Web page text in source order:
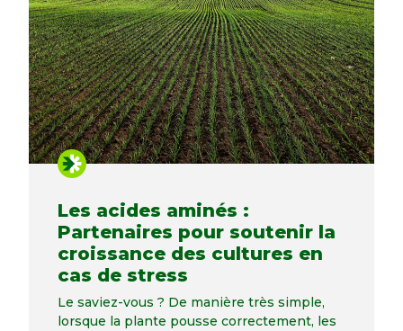
Les acides aminés :
Partenaires pour soutenir la
croissance des cultures en
cas de stress
Le saviez-vous ? De manière très simple,
lorsque la plante pousse correctement, les